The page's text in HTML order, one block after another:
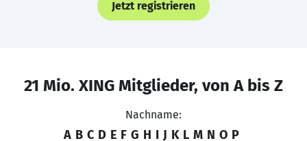
Jetzt registrieren
21 Mio. XING Mitglieder, von A bis Z
Nachname:
A B C D E F G H I J K L M N O P